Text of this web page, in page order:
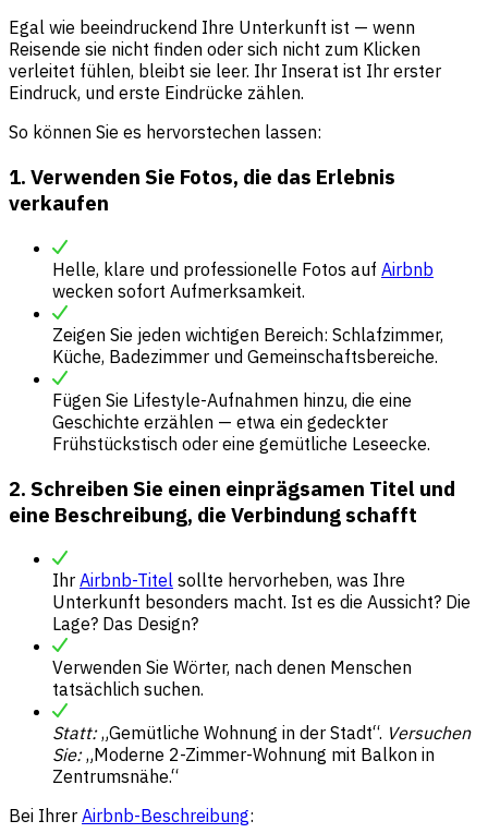
Egal wie beeindruckend Ihre Unterkunft ist — wenn
Reisende sie nicht finden oder sich nicht zum Klicken
verleitet fühlen, bleibt sie leer. Ihr Inserat ist Ihr erster
Eindruck, und erste Eindrücke zählen.
So können Sie es hervorstechen lassen:
1. Verwenden Sie Fotos, die das Erlebnis
verkaufen
Helle, klare und professionelle Fotos auf Airbnb
wecken sofort Aufmerksamkeit.
Zeigen Sie jeden wichtigen Bereich: Schlafzimmer,
Küche, Badezimmer und Gemeinschaftsbereiche.
Fügen Sie Lifestyle-Aufnahmen hinzu, die eine
Geschichte erzählen — etwa ein gedeckter
Frühstückstisch oder eine gemütliche Leseecke.
2. Schreiben Sie einen einprägsamen Titel und
eine Beschreibung, die Verbindung schafft
Ihr Airbnb-Titel sollte hervorheben, was Ihre
Unterkunft besonders macht. Ist es die Aussicht? Die
Lage? Das Design?
Verwenden Sie Wörter, nach denen Menschen
tatsächlich suchen.
Statt:„Gemütliche Wohnung in der Stadt“. Versuchen
Sie:„Moderne 2-Zimmer-Wohnung mit Balkon in
Zentrumsnähe.“
Bei Ihrer Airbnb-Beschreibung: